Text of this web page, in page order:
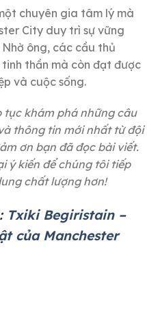
chuyên gia tâm lý mà
City duy trì sự vững
ông, các cầu thủ
tinh thần mà còn đạt được
và cuộc sống.
tục khám phá những câu
thông tin mới nhất từ đội
ơn bạn đã đọc bài viết.
ý kiến để chúng tôi tiếp
chất lượng hơn!
Txiki Begiristain –
của Manchester